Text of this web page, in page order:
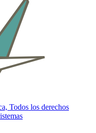
Todos los derechos